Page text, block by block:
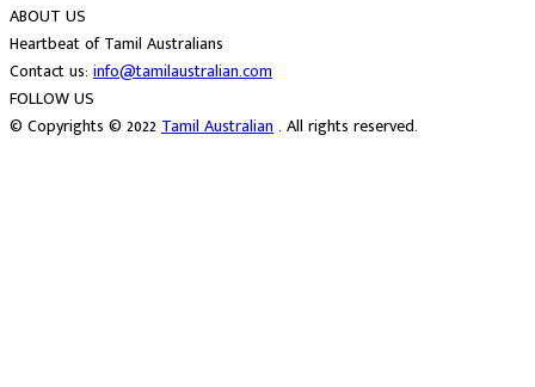
ABOUT US
Heartbeat of Tamil Australians
Contact us: info@tamilaustralian.com
FOLLOW US
© Copyrights © 2022Tamil Australian. All rights reserved.